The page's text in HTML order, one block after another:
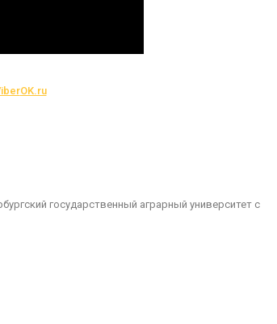
OK.ru
государственный аграрный университет с